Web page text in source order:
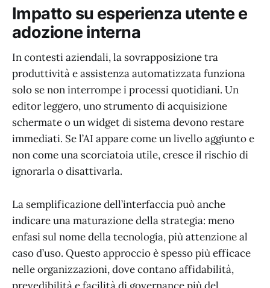
Impatto su esperienza utente e
adozione interna
In contesti aziendali, la sovrapposizione tra
produttività e assistenza automatizzata funziona
solo se non interrompe i processi quotidiani. Un
editor leggero, uno strumento di acquisizione
schermate o un widget di sistema devono restare
immediati. Se l’AI appare come un livello aggiunto e
non come una scorciatoia utile, cresce il rischio di
ignorarla o disattivarla.
La semplificazione dell’interfaccia può anche
indicare una maturazione della strategia: meno
enfasi sul nome della tecnologia, più attenzione al
caso d’uso. Questo approccio è spesso più efficace
nelle organizzazioni, dove contano affidabilità,